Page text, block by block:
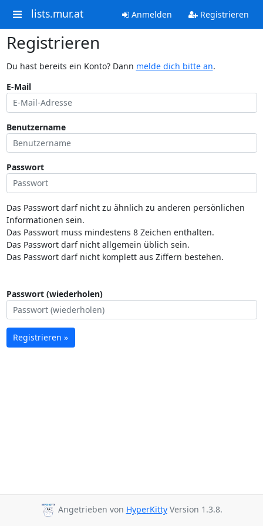
lists.mur.at Anmelden Registrieren
Registrieren
Du hast bereits ein Konto? Dann melde dich bitte an.
E-Mail
Benutzername
Passwort
Das Passwort darf nicht zu ähnlich zu anderen persönlichen
Informationen sein.
Das Passwort muss mindestens 8 Zeichen enthalten.
Das Passwort darf nicht allgemein üblich sein.
Das Passwort darf nicht komplett aus Ziffern bestehen.
Passwort (wiederholen)
Registrieren »
Angetrieben von HyperKittyVersion 1.3.8.